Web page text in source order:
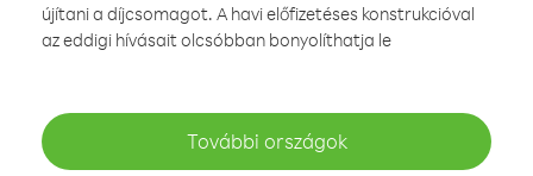
újítani a díjcsomagot. A havi előfizetéses konstrukcióval
az eddigi hívásait olcsóbban bonyolíthatja le
További országok